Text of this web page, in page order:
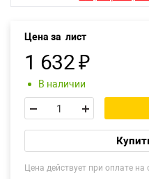
Цена за лист
1 632₽
В наличии
Цена действует при оплате на